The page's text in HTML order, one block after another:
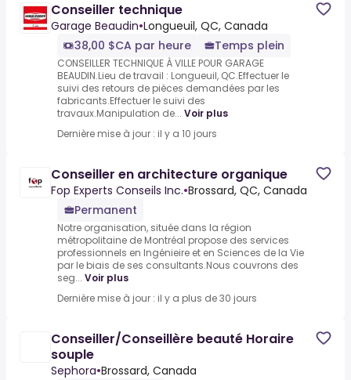
Conseiller technique
Garage Beaudin•Longueuil, QC, Canada
38,00 $CA par heure
Temps plein
CONSEILLER TECHNIQUE À VILLE POUR GARAGE
BEAUDIN.Lieu de travail : Longueuil, QC.Effectuer le
suivi des retours de pièces demandées par les
fabricants.Effectuer le suivi des
travaux.Manipulation de... Voir plus
Dernière mise à jour : il y a 10 jours
Conseiller en architecture organique
Fop Experts Conseils Inc.•Brossard, QC, Canada
Permanent
Notre organisation, située dans la région
métropolitaine de Montréal propose des services
professionnels en Ingénieire et en Sciences de la Vie
par le biais de ses consultants.Nous couvrons des
seg... Voir plus
Dernière mise à jour : il y a plus de 30 jours
Conseiller/Conseillère beauté Horaire
souple
Sephora•Brossard, Canada